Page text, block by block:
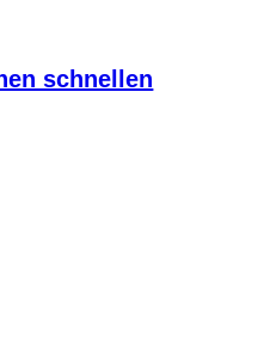
schnellen